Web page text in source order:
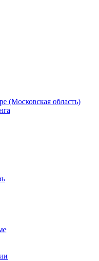
(Московская область)